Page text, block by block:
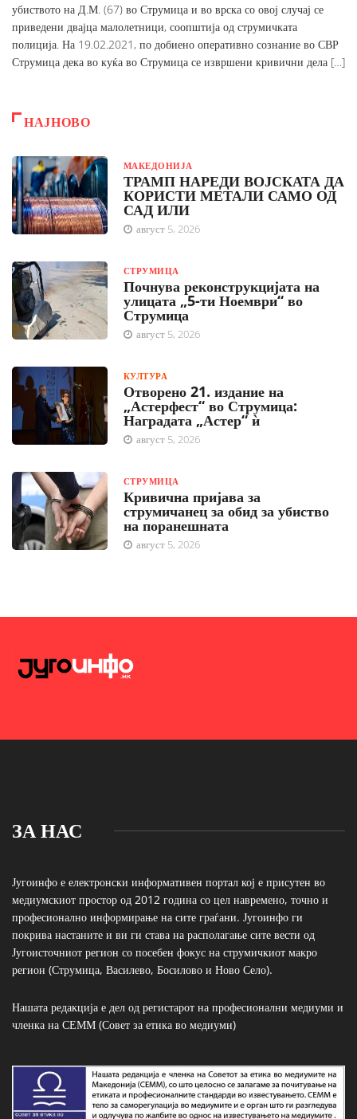
убиството на Д.М. (67) во Струмица и во врска со овој случај се
приведени двајца малолетници, соопштија од струмичката
полиција. На 19.02.2021, по добиено оперативно сознание во СВР
Струмица дека во куќа во Струмица се извршени кривични дела […]
НАЈНОВО
МАКЕДОНИЈА
ТРАМП НАРЕДИ ВОЈСКАТА ДА
КОРИСТИ МЕТАЛИ САМО ОД
САД ИЛИ
август 5, 2026
СТРУМИЦА
Почнува реконструкцијата на
улицата „5-ти Ноември“ во
Струмица
август 5, 2026
КУЛТУРА
Отворено 21. издание на
„Астерфест“ во Струмица:
Наградата „Астер“ ѝ
август 5, 2026
СТРУМИЦА
Кривична пријава за
струмичанец за обид за убиство
на поранешната
август 5, 2026
ЗА НАС
Југоинфо е електронски информативен портал кој е присутен во
медиумскиот простор од 2012 година со цел навремено, точно и
професионално информирање на сите граѓани. Југоинфо ги
покрива настаните и ви ги става на располагање сите вести од
Југоисточниот регион со посебен фокус на струмичкиот макро
регион (Струмица, Василево, Босилово и Ново Село).
Нашата редакција е дел од регистарот на професионални медиуми и
членка на СЕММ (Совет за етика во медиуми)